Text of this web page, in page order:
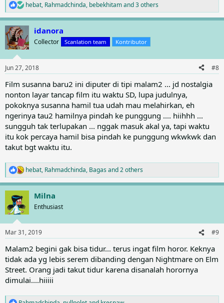
R
e
a
c
t
i
s
:
hebat, Rahmadchinda, bebekhitamand 3 others
idanora
Collector Scanlation team Kontributor
Jun 27, 2018 #8
Film susanna baru2 ini diputer di tipi malam2 ... jd nostalgia
nonton layar tancap film itu waktu SD, lupa judulnya,
pokoknya susanna hamil tua udah mau melahirkan, eh
ngerinya tau2 hamilnya pindah ke punggung .... hiihhh ...
sungguh tak terlupakan ... nggak masuk akal ya, tapi waktu
itu kok percaya hamil bisa pindah ke punggung wkwkwk dan
takut bgt waktu itu.
R
e
a
c
t
i
n
s
hebat, Rahmadchinda, Bagasand 2 others
Milna
Enthusiast
Mar 31, 2019 #9
Malam2 begini gak bisa tidur... terus ingat film horor. Keknya
tidak ada yg lebis serem dibanding dengan Nightmare on Elm
Street. Orang jadi takut tidur karena disanalah horornya
dimulai....hiiiii